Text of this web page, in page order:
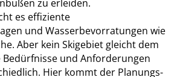
zu erleiden.
es effiziente
und Wasserbevorratungen wie
Aber kein Skigebiet gleicht dem
und Anforderungen
Hier kommt der Planungs-